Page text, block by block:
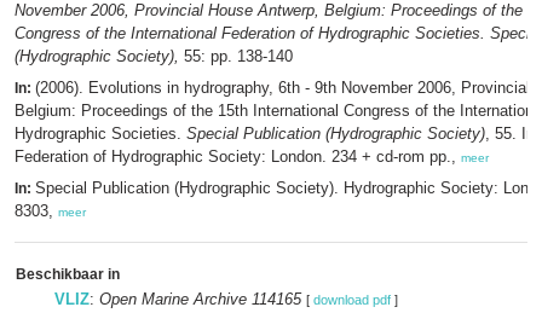
November 2006, Provincial House Antwerp, Belgium: Proceedings of the
Congress of the International Federation of Hydrographic Societies.
(Hydrographic Society), 55: pp. 138-140
In: (2006). Evolutions in hydrography, 6th - 9th November 2006, Provincial
Belgium: Proceedings of the 15th International Congress of the
Hydrographic Societies. Special Publication (Hydrographic Society), 55.
Federation of Hydrographic Society: London. 234 + cd-rom pp., meer
In: Special Publication (Hydrographic Society). Hydrographic Society:
8303, meer
Beschikbaar in
VLIZ: Open Marine Archive 114165 [ download pdf ]